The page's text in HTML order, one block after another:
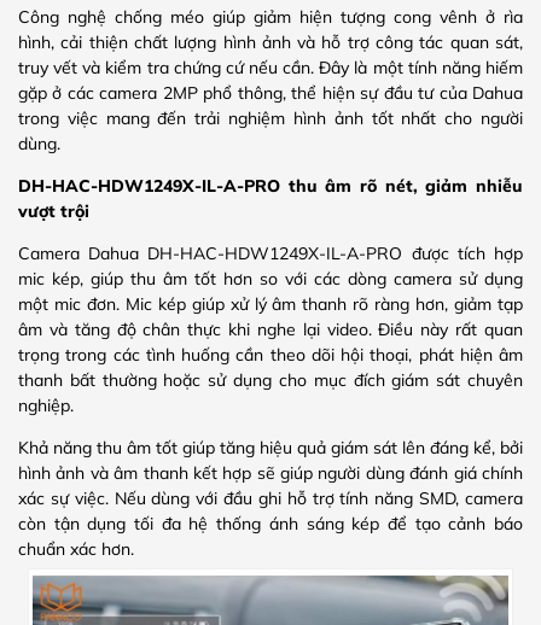
Công nghệ chống méo giúp giảm hiện tượng cong vênh ở rìa
hình, cải thiện chất lượng hình ảnh và hỗ trợ công tác quan sát,
truy vết và kiểm tra chứng cứ nếu cần. Đây là một tính năng hiếm
gặp ở các camera 2MP phổ thông, thể hiện sự đầu tư của Dahua
trong việc mang đến trải nghiệm hình ảnh tốt nhất cho người
dùng.
DH-HAC-HDW1249X-IL-A-PRO thu âm rõ nét, giảm nhiễu
vượt trội
Camera Dahua DH-HAC-HDW1249X-IL-A-PRO được tích hợp
mic kép, giúp thu âm tốt hơn so với các dòng camera sử dụng
một mic đơn. Mic kép giúp xử lý âm thanh rõ ràng hơn, giảm tạp
âm và tăng độ chân thực khi nghe lại video. Điều này rất quan
trọng trong các tình huống cần theo dõi hội thoại, phát hiện âm
thanh bất thường hoặc sử dụng cho mục đích giám sát chuyên
nghiệp.
Khả năng thu âm tốt giúp tăng hiệu quả giám sát lên đáng kể, bởi
hình ảnh và âm thanh kết hợp sẽ giúp người dùng đánh giá chính
xác sự việc. Nếu dùng với đầu ghi hỗ trợ tính năng SMD, camera
còn tận dụng tối đa hệ thống ánh sáng kép để tạo cảnh báo
chuẩn xác hơn.